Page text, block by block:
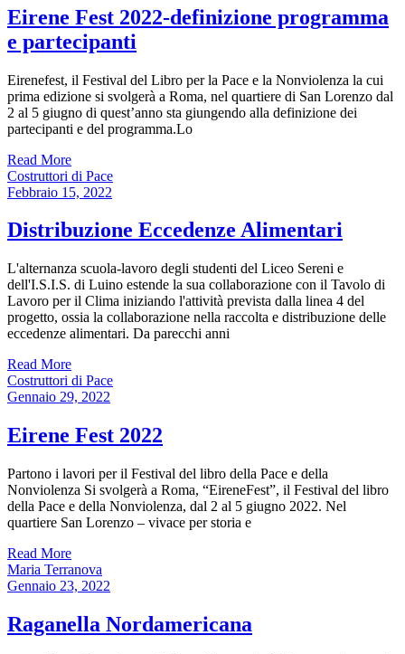
Eirene Fest 2022-definizione programma
e partecipanti
Eirenefest, il Festival del Libro per la Pace e la Nonviolenza la cui
prima edizione si svolgerà a Roma, nel quartiere di San Lorenzo dal
2 al 5 giugno di quest’anno sta giungendo alla definizione dei
partecipanti e del programma.Lo
Read More
Costruttori di Pace
Febbraio 15, 2022
Distribuzione Eccedenze Alimentari
L'alternanza scuola-lavoro degli studenti del Liceo Sereni e
dell'I.S.I.S. di Luino estende la sua collaborazione con il Tavolo di
Lavoro per il Clima iniziando l'attività prevista dalla linea 4 del
progetto, ossia la collaborazione nella raccolta e distribuzione delle
eccedenze alimentari. Da parecchi anni
Read More
Costruttori di Pace
Gennaio 29, 2022
Eirene Fest 2022
Partono i lavori per il Festival del libro della Pace e della
Nonviolenza Si svolgerà a Roma, “EireneFest”, il Festival del libro
della Pace e della Nonviolenza, dal 2 al 5 giugno 2022. Nel
quartiere San Lorenzo – vivace per storia e
Read More
Maria Terranova
Gennaio 23, 2022
Raganella Nordamericana